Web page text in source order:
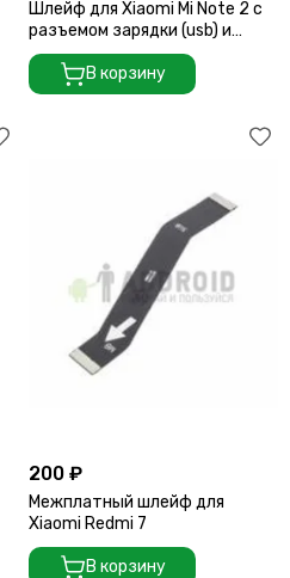
Шлейф для Xiaomi Mi Note 2 с
разъемом зарядки (usb) и
микрофоном
В корзину
200 ₽
Межплатный шлейф для
Xiaomi Redmi 7
В корзину